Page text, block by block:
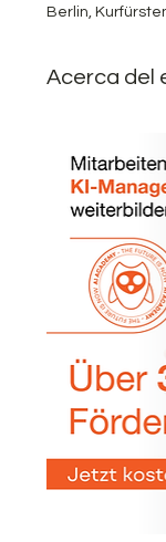
Berlin,
Acerca del